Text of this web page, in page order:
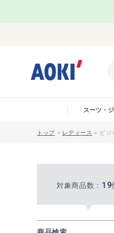
スーツ・
トップ > レディース > ビジ
対象商品数： 19